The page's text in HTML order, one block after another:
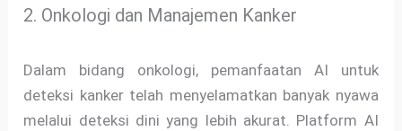
2. Onkologi dan Manajemen Kanker
Dalam bidang onkologi, pemanfaatan AI untuk
deteksi kanker telah menyelamatkan banyak nyawa
melalui deteksi dini yang lebih akurat. Platform AI